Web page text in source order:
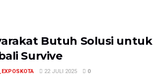
Butuh Solusi untuk
Survive
22 JULI 2025 0